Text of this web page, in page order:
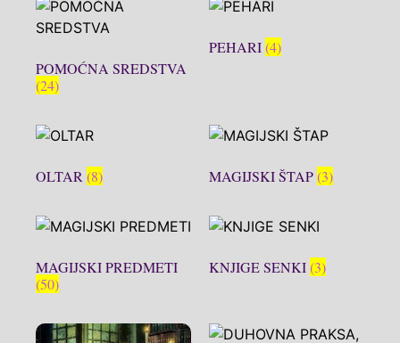
POMOĆNA SREDSTVA
(24)
PEHARI(4)
OLTAR (8) MAGIJSKI ŠTAP(3)
MAGIJSKI PREDMETI
(50)
KNJIGE SENKI(3)